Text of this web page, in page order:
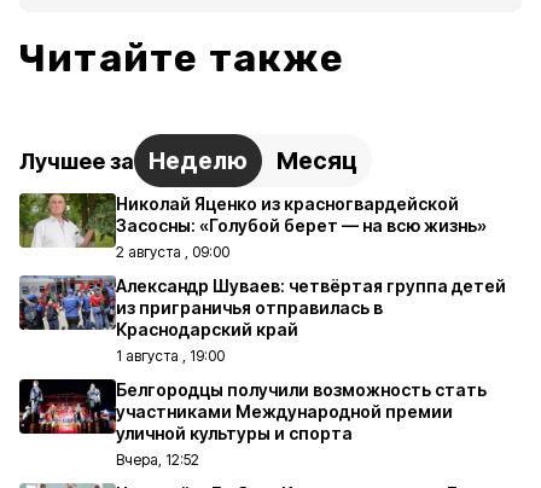
Читайте также
Лучшее за Неделю Месяц
Николай Яценко из красногвардейской
Засосны: «Голубой берет — на всю жизнь»
2 августа , 09:00
Александр Шуваев: четвёртая группа детей
из приграничья отправилась в
Краснодарский край
1 августа , 19:00
Белгородцы получили возможность стать
участниками Международной премии
уличной культуры и спорта
Вчера, 12:52